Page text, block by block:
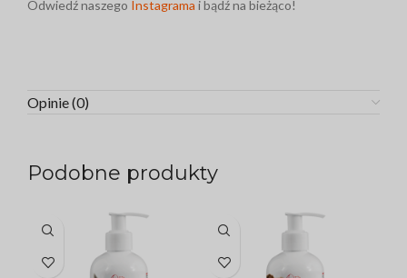
Odwiedź naszego Instagrama i bądź na bieżąco!
Opinie (0)
Podobne produkty